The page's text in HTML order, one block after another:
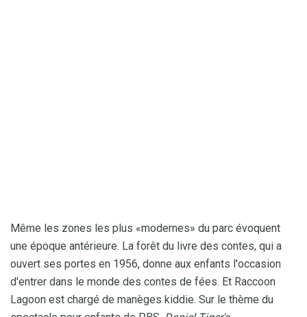
Même les zones les plus «modernes» du parc évoquent
une époque antérieure. La forêt du livre des contes, qui a
ouvert ses portes en 1956, donne aux enfants l'occasion
d'entrer dans le monde des contes de fées. Et Raccoon
Lagoon est chargé de manèges kiddie. Sur le thème du